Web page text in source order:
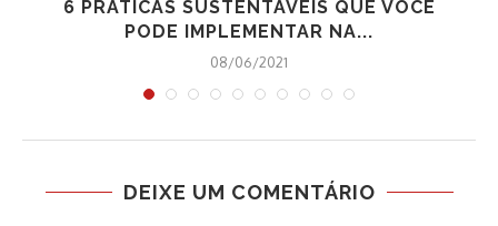
6 PRÁTICAS SUSTENTÁVEIS QUE VOCÊ
PODE IMPLEMENTAR NA...
08/06/2021
DEIXE UM COMENTÁRIO